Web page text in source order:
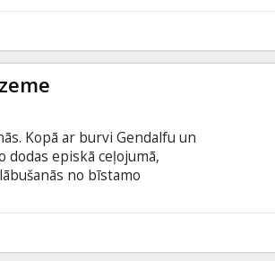
bet Torina prātu
un godu. Pirmo reizi
versijā, kura
Kopā ar burvi Gendalfu un
episkā ceļojumā,
no bīstamo
šausminošākā no visām
un gudrību – pūķis